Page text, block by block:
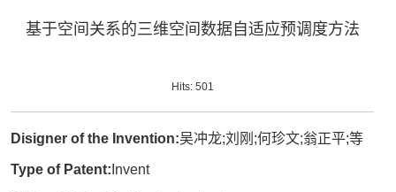
基于空间关系的三维空间数据自适应预调度方法
Hits: 501
Disigner of the Invention:吴冲龙;刘刚;何珍文;翁正平;等
Type of Patent: Invent